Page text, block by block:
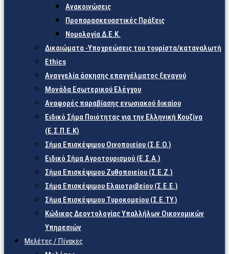
Ανακοινώσεις
Προπαρασκευαστικές Πράξεις
Νομολογία Δ.Ε.Κ.
Δικαιώματα -Υποχρεώσεις του τουρίστα/καταναλωτή
Ethics
Αναγγελία άσκησης επαγγέλματος ξεναγού
Μονάδα Εσωτερικού Ελέγχου
Αναφορές παραβίασης ενωσιακού δικαίου
Ειδικό Σήμα Ποιότητας για την Ελληνική Κουζίνα
(Ε.Σ.Π.Ε.Κ)
Σήμα Επισκέψιμου Οινοποιείου (Σ.Ε.Ο.)
Ειδικό Σήμα Αγροτουρισμού (Ε.Σ.Α.)
Σήμα Επισκέψιμου Ζυθοποιείου (Σ.Ε.Ζ.)
Σήμα Επισκέψιμου Ελαιοτριβείου (Σ.Ε.Ε.)
Σήμα Επισκέψιμου Τυροκομείου (Σ.Ε.TY.)
Κώδικας Δεοντολογίας Υπαλλήλων Οικονομικών
Υπηρεσιών
Μελέτες / Πίνακες